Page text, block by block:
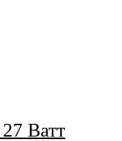
27 Ватт